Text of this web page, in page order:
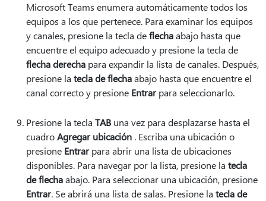
Microsoft Teams enumera automáticamente todos los
equipos a los que pertenece. Para examinar los equipos
y canales, presione la tecla deflechaabajo hasta que
encuentre el equipo adecuado y presione la tecla de
flecha derecha para expandir la lista de canales. Después,
presione la tecla de flechaabajo hasta que encuentre el
canal correcto y presione Entrarpara seleccionarlo.
Presione la tecla TAB una vez para desplazarse hasta el
cuadroAgregar ubicación . Escriba una ubicación o
presione Entrarpara abrir una lista de ubicaciones
disponibles. Para navegar por la lista, presione la tecla
de flechaabajo. Para seleccionar una ubicación, presione
Entrar. Se abrirá una lista de salas. Presione la tecla de